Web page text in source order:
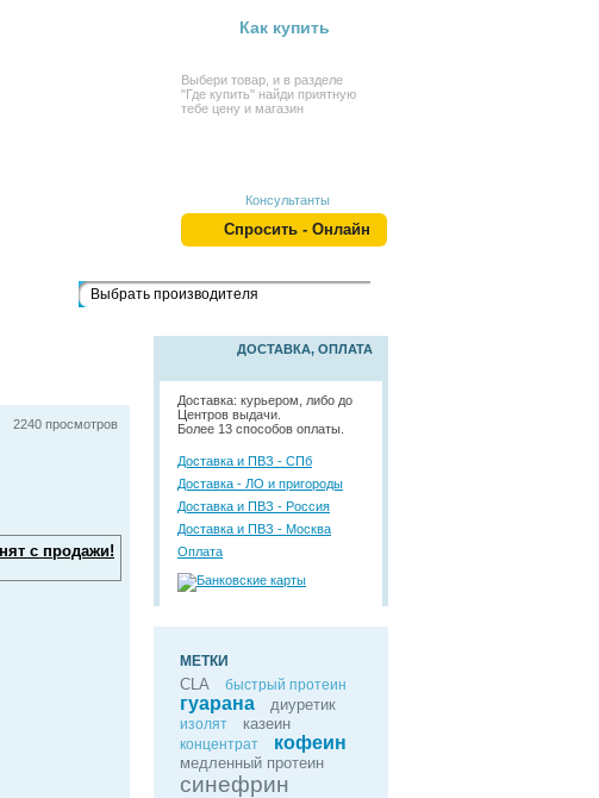
Как купить
Выбери товар, и в разделе
"Где купить" найди приятную
тебе цену и магазин
Консультанты
Спросить - Онлайн
Выбрать производителя
2240 просмотров
с продажи!
ДОСТАВКА, ОПЛАТА
Доставка: курьером, либо до
Центров выдачи.
Более 13 способов оплаты.
Доставка и ПВЗ - СПб
Доставка - ЛО и пригороды
Доставка и ПВЗ - Россия
Доставка и ПВЗ - Москва
Оплата
МЕТКИ
CLA быстрый протеин
гуарана диуретик
изолят казеин
концентрат кофеин
медленный протеин
синефрин